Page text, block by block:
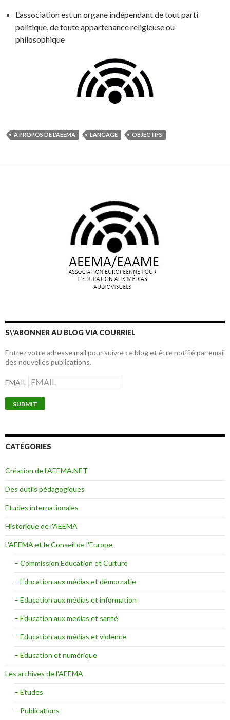
L’association est un organe indépendant de tout parti
politique, de toute appartenance religieuse ou
philosophique
A PROPOS DE L'AEEMA LANGAGE OBJECTIFS
S\'ABONNER AU BLOG VIA COURRIEL
Entrez votre adresse mail pour suivre ce blog et être notifié par email
des nouvelles publications.
EMAIL
CATÉGORIES
Création de l'AEEMA.NET
Des outils pédagogiques
Etudes internationales
Historique de l'AEEMA
L'AEEMA et le Conseil de l'Europe
– Commission Education et Culture
– Education aux médias et démocratie
– Education aux médias et information
– Education aux medias et santé
– Education aux médias et violence
– Education et numérique
Les archives de l'AEEMA
– Etudes
– Publications